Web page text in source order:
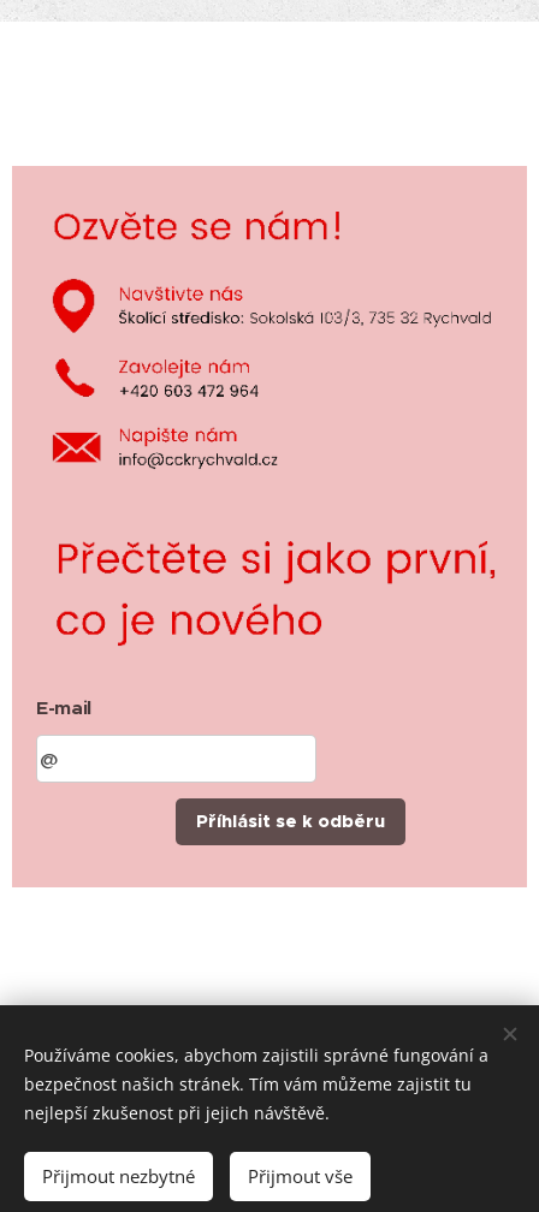
E-mail
Příhlásit se k odběru
© 2019-2026 Místní skupina ČČK Rychvald, všechna práva
Cookies
Používáme cookies, abychom zajistili správné fungování a
bezpečnost našich stránek. Tím vám můžeme zajistit tu
nejlepší zkušenost při jejich návštěvě.
Přijmout nezbytné Přijmout vše